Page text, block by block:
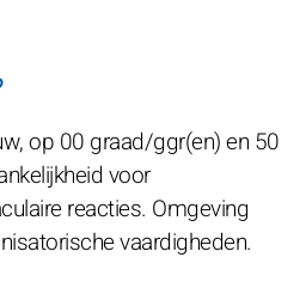
op 00 graad/ggr(en) en 50
voor
reacties. Omgeving
vaardigheden.